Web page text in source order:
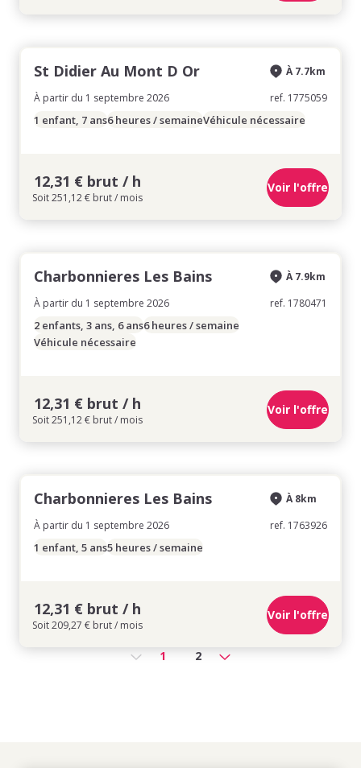
St Didier Au Mont D Or
À partir du 1 septembre 2026
À 7.7km
ref. 1775059
1 enfant, 7 ans6 heures / semaineVéhicule nécessaire
12,31 € brut / h
Soit 251,12 € brut / mois
Voir l'offre
Charbonnieres Les Bains
À partir du 1 septembre 2026
À 7.9km
ref. 1780471
2 enfants, 3 ans, 6 ans6 heures / semaine
Véhicule nécessaire
12,31 € brut / h
Soit 251,12 € brut / mois
Voir l'offre
Charbonnieres Les Bains
À partir du 1 septembre 2026
À 8km
ref. 1763926
1 enfant, 5 ans5 heures / semaine
12,31 € brut / h
Soit 209,27 € brut / mois
Voir l'offre
1 2